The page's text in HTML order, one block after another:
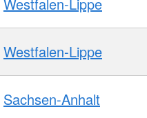
Westfalen-Lippe
Sachsen-Anhalt